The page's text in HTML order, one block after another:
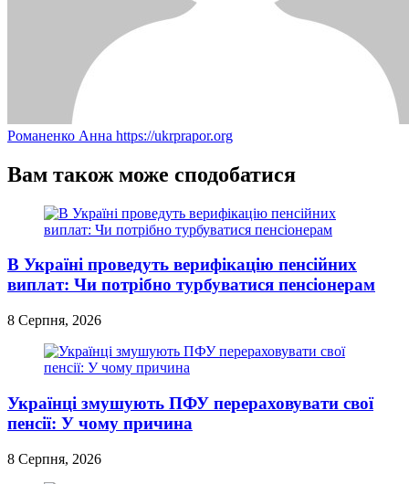
Романенко Анна https://ukrprapor.org
Вам також може сподобатися
В Україні проведуть верифікацію пенсійних
виплат: Чи потрібно турбуватися пенсіонерам
8 Серпня, 2026
Українці змушують ПФУ перераховувати свої
пенсії: У чому причина
8 Серпня, 2026